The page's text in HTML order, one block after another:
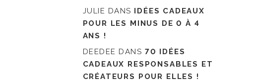
JULIE DANS IDÉES CADEAUX
POUR LES MINUS DE 0 À 4
ANS !
DEEDEE DANS 70 IDÉES
CADEAUX RESPONSABLES ET
CRÉATEURS POUR ELLES !